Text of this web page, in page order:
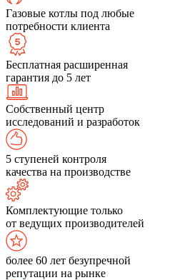
Газовые котлы под любые
потребности клиента
Бесплатная расширенная
гарантия до 5 лет
Собственный центр
исследований и разработок
5 ступеней контроля
качества на производстве
Комплектующие только
от ведущих производителей
более 60 лет безупречной
репутации на рынке